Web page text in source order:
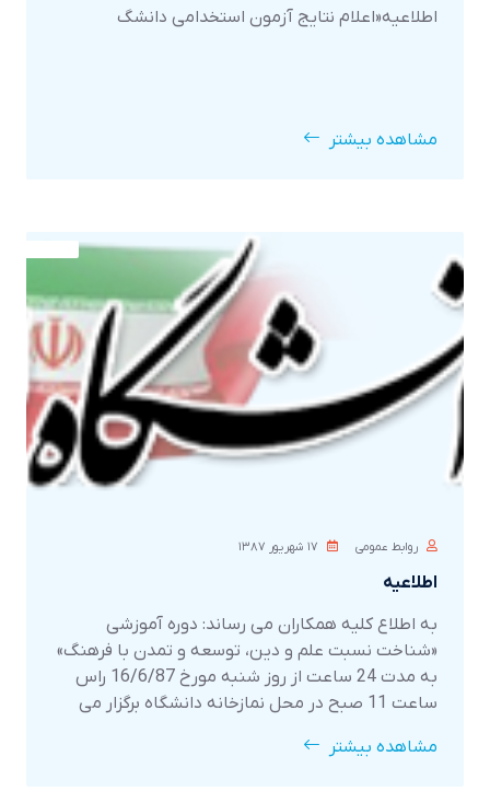
اطلاعیه«اعلام نتایج آزمون استخدامی دانشگ
مشاهده بیشتر
روابط عمومی ۱۷ شهريور ۱۳۸۷
اطلاعیه
به اطلاع کلیه همکاران می رساند: دوره آموزشی
«شناخت نسبت علم و دین، توسعه و تمدن با فرهنگ»
به مدت 24 ساعت از روز شنبه مورخ 16/6/87 راس
ساعت 11 صبح در محل نمازخانه دانشگاه برگزار می
خدماتی) بلامانع می باش
مشاهده بیشتر